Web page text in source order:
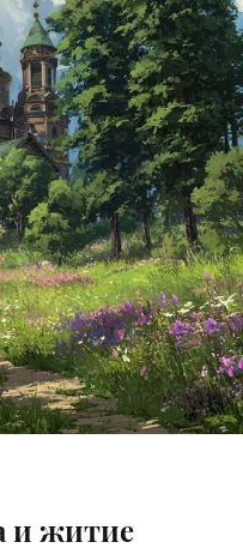
и житие